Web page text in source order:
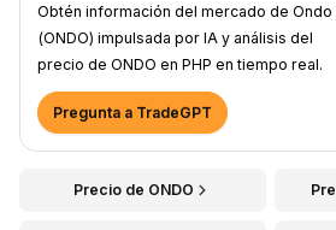
Obtén información del mercado de Ondo
(ONDO) impulsada por IA y análisis del
precio de ONDO en PHP en tiempo real.
Pregunta a TradeGPT
Precio de ONDO